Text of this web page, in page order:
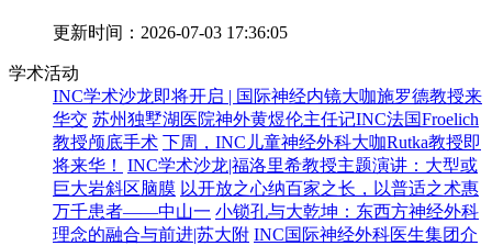
更新时间： 2026-07-03 17:36:05
学术活动
INC学术沙龙即将开启 | 国际神经内镜大咖施罗德教授来
华交 苏州独墅湖医院神外黄煜伦主任记INC法国Froelich
教授颅底手术 下周，INC儿童神经外科大咖Rutka教授即
将来华！
INC学术沙龙|福洛里希教授主题演讲：大型或
巨大岩斜区脑膜 以开放之心纳百家之长，以普适之术惠
万千患者——中山一 小锁孔与大乾坤：东西方神经外科
理念的融合与前进|苏大附 INC国际神经外科医生集团介